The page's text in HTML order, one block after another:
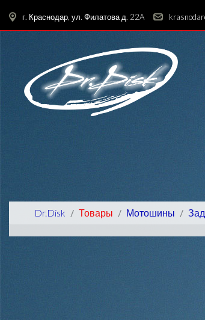
г. Краснодар, ул. Филатова д. 22A
Dr.Disk Товары Мотошины